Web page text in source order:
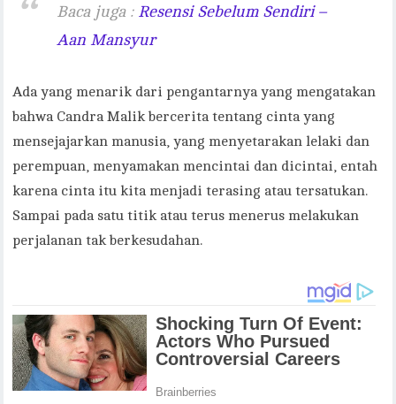
Baca juga : Resensi Sebelum Sendiri –
Aan Mansyur
Ada yang menarik dari pengantarnya yang mengatakan
bahwa Candra Malik bercerita tentang cinta yang
mensejajarkan manusia, yang menyetarakan lelaki dan
perempuan, menyamakan mencintai dan dicintai, entah
karena cinta itu kita menjadi terasing atau tersatukan.
Sampai pada satu titik atau terus menerus melakukan
perjalanan tak berkesudahan.